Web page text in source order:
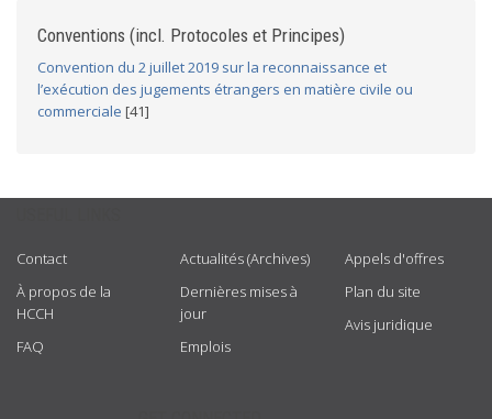
Conventions (incl. Protocoles et Principes)
Convention du 2 juillet 2019 sur la reconnaissance et
l’exécution des jugements étrangers en matière civile ou
commerciale [41]
Contact
À propos de la
HCCH
FAQ
Actualités (Archives)
Dernières mises à
jour
Emplois
Appels d'offres
Plan du site
Avis juridique